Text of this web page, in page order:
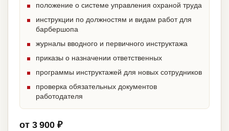
положение о системе управления охраной труда
инструкции по должностям и видам работ для
барбершопа
журналы вводного и первичного инструктажа
приказы о назначении ответственных
программы инструктажей для новых сотрудников
проверка обязательных документов
работодателя
от 3 900 ₽